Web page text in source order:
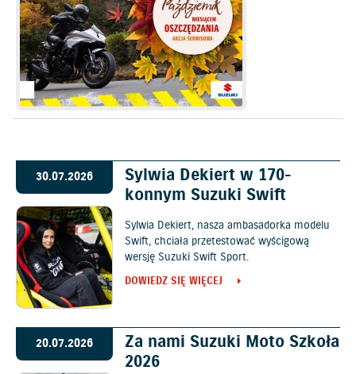
30.07.2026
Sylwia Dekiert w 170-
konnym Suzuki Swift
Sylwia Dekiert, nasza ambasadorka modelu
Swift, chciała przetestować wyścigową
wersję Suzuki Swift Sport.
DOWIEDZ SIĘ WIĘCEJ
20.07.2026
Za nami Suzuki Moto Szkoła
2026